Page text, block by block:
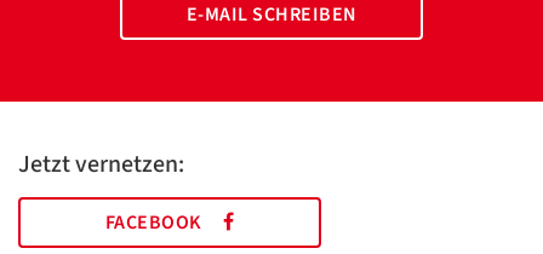
E-MAIL SCHREIBEN
Jetzt vernetzen:
FACEBOOK